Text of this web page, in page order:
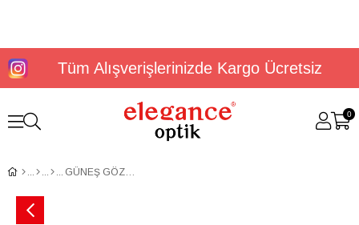
Tüm Alışverişlerinizde Kargo Ücretsiz
0
GÜNEŞ GÖZLÜĞÜ U.S. POLO ASSN. USS 0210 C3